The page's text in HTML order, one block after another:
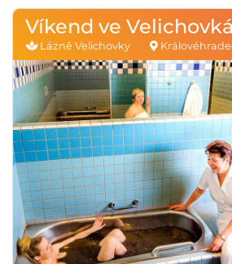
Víkend ve
Lázně Velichovky